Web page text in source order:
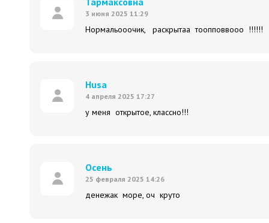
3 июня 2025 11:29
Нормальооочик, раскрытаа тоопповвооо
Husa
4 апреля 2025 17:27
у меня открытое, классно!!!
Осень
25 февраля 2025 14:26
денежак море, оч круто